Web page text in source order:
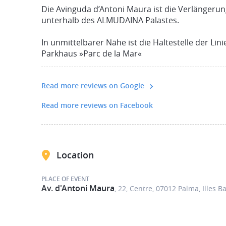
mallorquinischer Tapas. Hier verschmelzen
Kunstwerke, die mit jeder Zutat die kulinarische
einem Glas Wein, das den Charakter des
Süßer Abschluss im Herzen Palmas
Die letzte Etappe führt durch ein Viertel, das
kreativen Hotspot Palmas gewandelt hat.
Liebhaber pikanter Noten als auch für Freunde
Die perfekte Liaison aus Kultur, Küche und
Diese Gourmet Tour ist mehr als ein
Die Avinguda d’Antoni Maura ist die
unterhalb des ALMUDAINA Palastes.
In unmittelbarer Nähe ist die Haltestelle der
Parkhaus »Parc de la Mar«
Read more reviews on Google
Read more reviews on Facebook
Location
PLACE OF EVENT
Av. d'Antoni Maura, 22, Centre, 07012 Palma, Illes